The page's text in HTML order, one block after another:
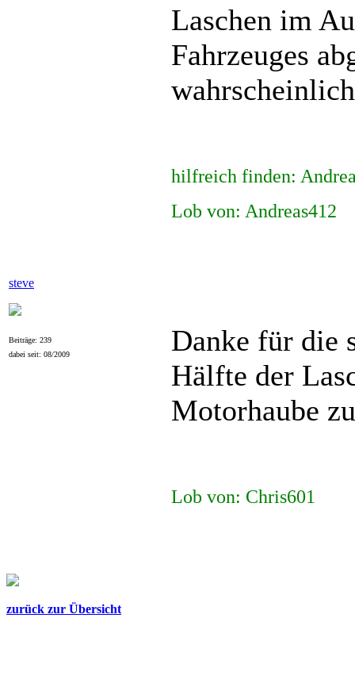
Laschen im
Fahrzeuges
hilfreich finden:
Lob von: Andreas412
steve
Beiträge: 239
dabei seit: 08/2009
Danke für die
Hälfte der
Motorhaube
Lob von: Chris601
zurück zur Übersicht